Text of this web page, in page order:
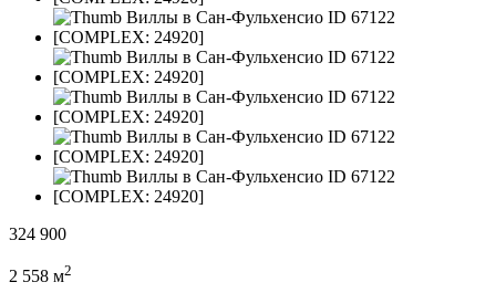
324 900
2 558 м2